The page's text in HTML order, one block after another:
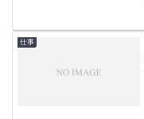
仕事